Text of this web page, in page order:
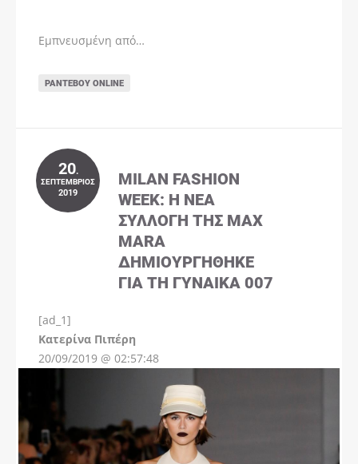
Εμπνευσμένη από…
ΡΑΝΤΕΒΟΎ ONLINE
20.
ΣΕΠΤΈΜΒΡΙΟΣ
2019
MILAN FASHION
WEEK: Η ΝΈΑ
ΣΥΛΛΟΓΉ ΤΗΣ MAX
MARA
ΔΗΜΙΟΥΡΓΉΘΗΚΕ
ΓΙΑ ΤΗ ΓΥΝΑΊΚΑ 007
[ad_1]
Kατερίνα Πιπέρη
20/09/2019 @ 02:57:48